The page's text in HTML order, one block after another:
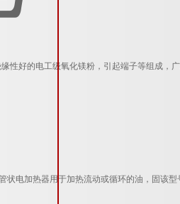
性好的电工级氧化镁粉，引起端子等组成，
状电加热器用于加热流动或循环的油，固该型